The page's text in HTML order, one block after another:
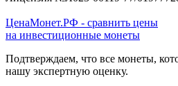
ЦенаМонет.РФ - сравнить цены
на инвестиционные монеты
Подтверждаем, что все монеты,
нашу экспертную оценку.